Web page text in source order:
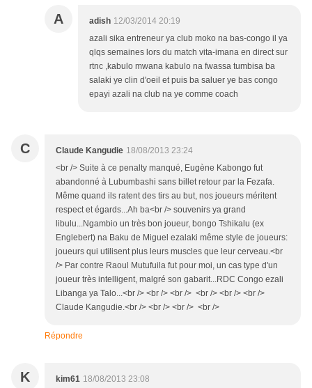
A adish 12/03/2014 20:19
azali sika entreneur ya club moko na bas-congo il ya
qlqs semaines lors du match vita-imana en direct sur
rtnc ,kabulo mwana kabulo na fwassa tumbisa ba
salaki ye clin d'oeil et puis ba saluer ye bas congo
epayi azali na club na ye comme coach
C Claude Kangudie 18/08/2013 23:24
<br /> Suite à ce penalty manqué, Eugène Kabongo fut
abandonné à Lubumbashi sans billet retour par la Fezafa.
Même quand ils ratent des tirs au but, nos joueurs méritent
respect et égards...Ah ba<br /> souvenirs ya grand
libulu...Ngambio un très bon joueur, bongo Tshikalu (ex
Englebert) na Baku de Miguel ezalaki même style de joueurs:
joueurs qui utilisent plus leurs muscles que leur cerveau.<br
/> Par contre Raoul Mutufuila fut pour moi, un cas type d'un
joueur très intelligent, malgré son gabarit...RDC Congo ezali
Libanga ya Talo...<br /> <br /> <br /> <br /> <br /> <br />
Claude Kangudie.<br /> <br /> <br /> <br />
Répondre
K kim61 18/08/2013 23:08